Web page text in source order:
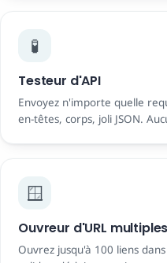
🧪
Testeur d'API
Envoyez n'importe quelle
en-têtes, corps, joli JSON.
🪟
Ouvreur d'URL multiples
Ouvrez jusqu'à 100 liens